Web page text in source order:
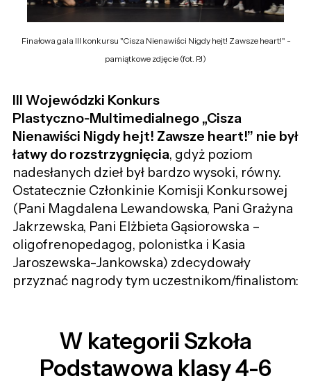
Finałowa gala III konkursu "Cisza Nienawiści Nigdy hejt! Zawsze heart!" -
pamiątkowe zdjęcie (fot. PJ)
III Wojewódzki Konkurs
Plastyczno‑Multimedialnego „Cisza
Nienawiści Nigdy hejt! Zawsze heart!” nie był
łatwy do rozstrzygnięcia, gdyż poziom
nadesłanych dzieł był bardzo wysoki, równy.
Ostatecznie Członkinie Komisji Konkursowej
(Pani Magdalena Lewandowska, Pani Grażyna
Jakrzewska, Pani Elżbieta Gąsiorowska –
oligofrenopedagog, polonistka i Kasia
Jaroszewska-Jankowska) zdecydowały
przyznać nagrody tym uczestnikom/finalistom:
W kategorii Szkoła
Podstawowa klasy 4-6